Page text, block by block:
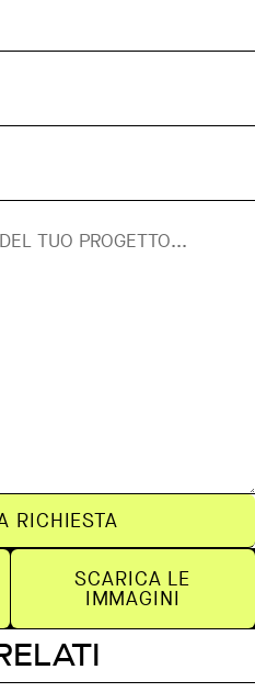
RICHIESTA
SCARICA LE
IMMAGINI